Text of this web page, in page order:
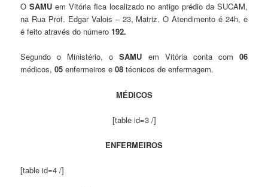
O SAMU em Vitória fica localizado no antigo prédio da SUCAM,
na Rua Prof. Edgar Valois – 23, Matriz. O Atendimento é 24h, e
é feito através do número192.
Segundo o Ministério, oSAMU em Vitória conta com 06
médicos,05enfermeiros e08técnicos de enfermagem.
MÉDICOS
[table id=3 /]
ENFERMEIROS
[table id=4 /]